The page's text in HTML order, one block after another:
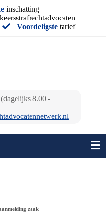
inschatting
Voordeligste tarief
8.00 -
zaak